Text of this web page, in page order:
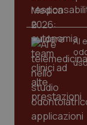
AI
tracking-